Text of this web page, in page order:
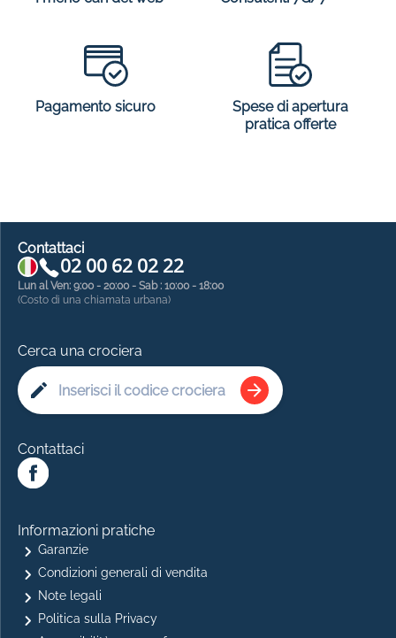
Pagamento sicuro
Spese di apertura
pratica offerte
Contattaci
02 00 62 02 22
Lun al Ven: 9:00 - 20:00 - Sab : 10:00 - 18:00
(Costo di una chiamata urbana)
Cerca una crociera
Contattaci
Informazioni pratiche
Garanzie
Condizioni generali di vendita
Note legali
Politica sulla Privacy